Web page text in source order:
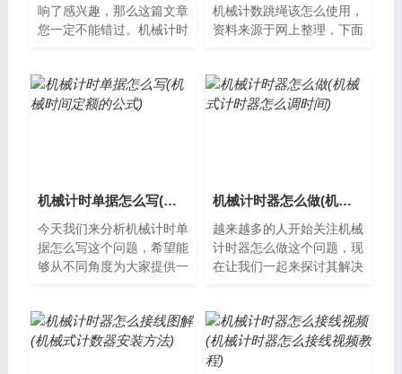
响了感兴趣，那么这篇文章
您一定不能错过。机械计时
它可以在定...
机械计数跳绳该怎么使用，
资料来源于网上整理，下面
械计数跳绳...
机械计时单据怎么写(机械时间定额的公式)
今天我们来分析机械计时单
据怎么写这个问题，希望能
够从不同角度为大家提供一
记录员工工...
机械计时器怎么做(机械式计时器怎么调时间)
越来越多的人开始关注机械
计时器怎么做这个问题，现
在让我们一起来探讨其解决
时间的设备...